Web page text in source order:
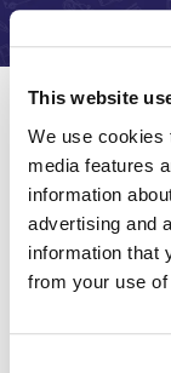
This website
We use cookies
media features
information
advertising and
information that
from your use
Event
Date
07 oct 2026-
Les Journées
professionnels